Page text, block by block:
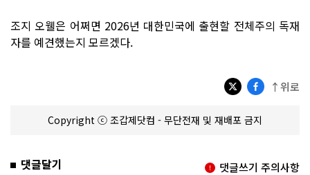
조지 오웰은 어쩌면 2026년 대한민국에 출현할 전체주의 독재
자를 예견했는지 모르겠다.
↑위로
Copyright ⓒ 조갑제닷컴 - 무단전재 및 재배포 금지
댓글달기 댓글쓰기 주의사항